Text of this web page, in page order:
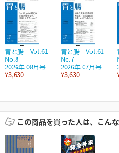
胃と腸 Vol.61
No.8
2026年 08月号
¥3,630
胃と腸 Vol.61
No.7
2026年 07月号
¥3,630
この商品を買った人は、こん